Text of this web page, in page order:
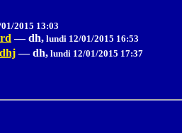
2015 13:03
— dh, lundi 12/01/2015 16:53
— dh, lundi 12/01/2015 17:37